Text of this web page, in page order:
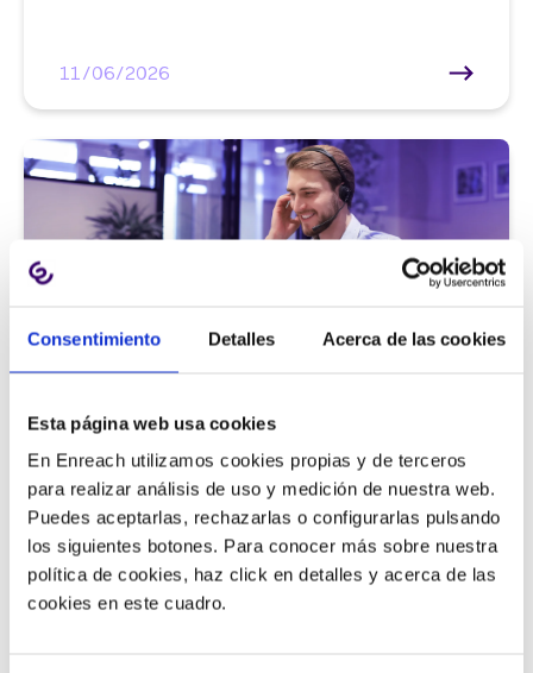
Consentimiento Detalles Acerca de las cookies
Esta página web usa cookies
En Enreach utilizamos cookies propias y de terceros
para realizar análisis de uso y medición de nuestra web.
Puedes aceptarlas, rechazarlas o configurarlas pulsando
los siguientes botones. Para conocer más sobre nuestra
política de cookies, haz click en detalles y acerca de las
cookies en este cuadro.
11/06/2026
9 métricas de call center para medir
la satisfacción del cliente
11/06/2026